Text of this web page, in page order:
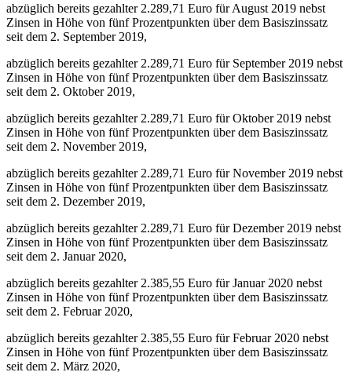
abzüglich bereits gezahlter 2.289,71 Euro für August 2019 nebst
Zinsen in Höhe von fünf Prozentpunkten über dem Basiszinssatz
seit dem 2. September 2019,
abzüglich bereits gezahlter 2.289,71 Euro für September 2019 nebst
Zinsen in Höhe von fünf Prozentpunkten über dem Basiszinssatz
seit dem 2. Oktober 2019,
abzüglich bereits gezahlter 2.289,71 Euro für Oktober 2019 nebst
Zinsen in Höhe von fünf Prozentpunkten über dem Basiszinssatz
seit dem 2. November 2019,
abzüglich bereits gezahlter 2.289,71 Euro für November 2019 nebst
Zinsen in Höhe von fünf Prozentpunkten über dem Basiszinssatz
seit dem 2. Dezember 2019,
abzüglich bereits gezahlter 2.289,71 Euro für Dezember 2019 nebst
Zinsen in Höhe von fünf Prozentpunkten über dem Basiszinssatz
seit dem 2. Januar 2020,
abzüglich bereits gezahlter 2.385,55 Euro für Januar 2020 nebst
Zinsen in Höhe von fünf Prozentpunkten über dem Basiszinssatz
seit dem 2. Februar 2020,
abzüglich bereits gezahlter 2.385,55 Euro für Februar 2020 nebst
Zinsen in Höhe von fünf Prozentpunkten über dem Basiszinssatz
seit dem 2. März 2020,